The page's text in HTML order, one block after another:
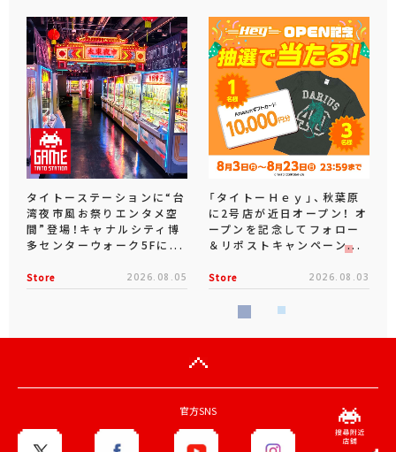
タイトーステーションに“台
湾夜市風お祭りエンタメ空
間”登場！キャナルシティ博
多センターウォーク5Fに...
Store 2026.08.05
「タイトーＨｅｙ」、秋葉原
に2号店が近日オープン！ オ
ープンを記念してフォロー
＆リポストキャンペーン...
Store 2026.08.03
官方SNS